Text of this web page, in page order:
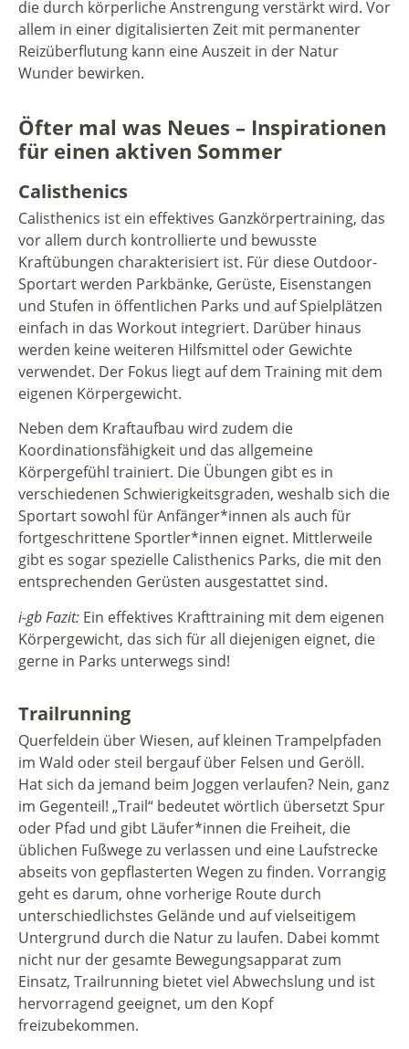
die durch körperliche Anstrengung verstärkt wird. Vor
allem in einer digitalisierten Zeit mit permanenter
Reizüberflutung kann eine Auszeit in der Natur
Wunder bewirken.
Öfter mal was Neues – Inspirationen
für einen aktiven Sommer
Calisthenics
Calisthenics ist ein effektives Ganzkörpertraining, das
vor allem durch kontrollierte und bewusste
Kraftübungen charakterisiert ist. Für diese Outdoor-
Sportart werden Parkbänke, Gerüste, Eisenstangen
und Stufen in öffentlichen Parks und auf Spielplätzen
einfach in das Workout integriert. Darüber hinaus
werden keine weiteren Hilfsmittel oder Gewichte
verwendet. Der Fokus liegt auf dem Training mit dem
eigenen Körpergewicht.
Neben dem Kraftaufbau wird zudem die
Koordinationsfähigkeit und das allgemeine
Körpergefühl trainiert. Die Übungen gibt es in
verschiedenen Schwierigkeitsgraden, weshalb sich die
Sportart sowohl für Anfänger*innen als auch für
fortgeschrittene Sportler*innen eignet. Mittlerweile
gibt es sogar spezielle Calisthenics Parks, die mit den
entsprechenden Gerüsten ausgestattet sind.
i-gb Fazit: Ein effektives Krafttraining mit dem eigenen
Körpergewicht, das sich für all diejenigen eignet, die
gerne in Parks unterwegs sind!
Trailrunning
Querfeldein über Wiesen, auf kleinen Trampelpfaden
im Wald oder steil bergauf über Felsen und Geröll.
Hat sich da jemand beim Joggen verlaufen? Nein, ganz
im Gegenteil! „Trail“ bedeutet wörtlich übersetzt Spur
oder Pfad und gibt Läufer*innen die Freiheit, die
üblichen Fußwege zu verlassen und eine Laufstrecke
abseits von gepflasterten Wegen zu finden. Vorrangig
geht es darum, ohne vorherige Route durch
unterschiedlichstes Gelände und auf vielseitigem
Untergrund durch die Natur zu laufen. Dabei kommt
nicht nur der gesamte Bewegungsapparat zum
Einsatz, Trailrunning bietet viel Abwechslung und ist
hervorragend geeignet, um den Kopf
freizubekommen.